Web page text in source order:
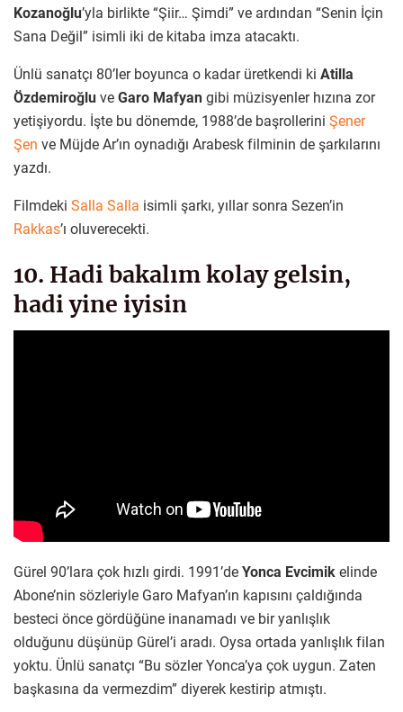
Kozanoğlu’yla birlikte “Şiir… Şimdi” ve ardından “Senin İçin
Sana Değil” isimli iki de kitaba imza atacaktı.
Ünlü sanatçı 80’ler boyunca o kadar üretkendi ki Atilla
Özdemiroğlu ve Garo Mafyan gibi müzisyenler hızına zor
yetişiyordu. İşte bu dönemde, 1988’de başrollerini Şener
Şen ve Müjde Ar’ın oynadığı Arabesk filminin de şarkılarını
yazdı.
Filmdeki Salla Salla isimli şarkı, yıllar sonra Sezen’in
Rakkas’ı oluverecekti.
10. Hadi bakalım kolay gelsin,
hadi yine iyisin
Gürel 90’lara çok hızlı girdi. 1991’de Yonca Evcimik elinde
Abone’nin sözleriyle Garo Mafyan’ın kapısını çaldığında
besteci önce gördüğüne inanamadı ve bir yanlışlık
olduğunu düşünüp Gürel’i aradı. Oysa ortada yanlışlık filan
yoktu. Ünlü sanatçı “Bu sözler Yonca’ya çok uygun. Zaten
başkasına da vermezdim” diyerek kestirip atmıştı.